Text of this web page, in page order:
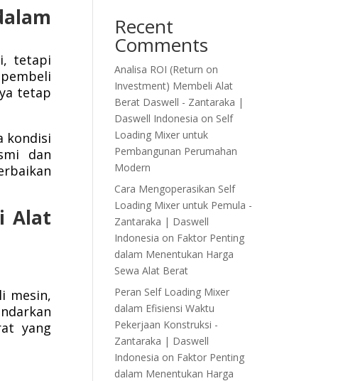
tetapi
tetap
kondisi
dan
Alat
mesin,
yang
Recent
Comments
Analisa ROI (Return on
Investment) Membeli Alat
Berat Daswell - Zantaraka |
Daswell Indonesia on Self
Loading Mixer untuk
Pembangunan Perumahan
Modern
Cara Mengoperasikan Self
Loading Mixer untuk Pemula -
Zantaraka | Daswell
Indonesia on Faktor Penting
dalam Menentukan Harga
Sewa Alat Berat
Peran Self Loading Mixer
dalam Efisiensi Waktu
Pekerjaan Konstruksi -
Zantaraka | Daswell
Indonesia on Faktor Penting
dalam Menentukan Harga